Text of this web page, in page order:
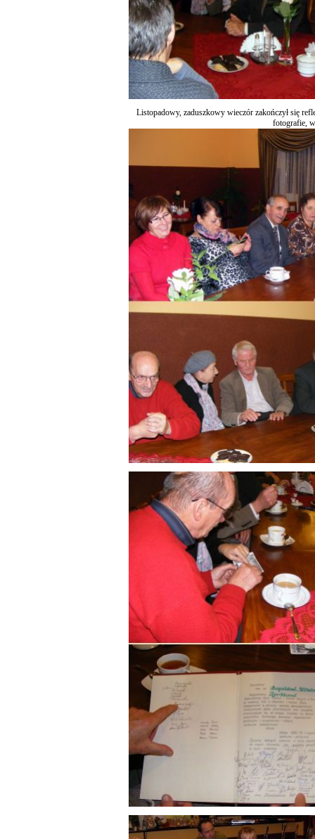
Listopadowy, zaduszkowy wieczór zakończył się
fotografie,